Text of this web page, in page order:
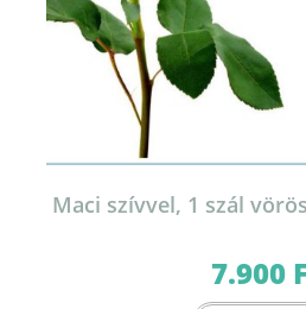
Maci szívvel, 1 szál
7.900